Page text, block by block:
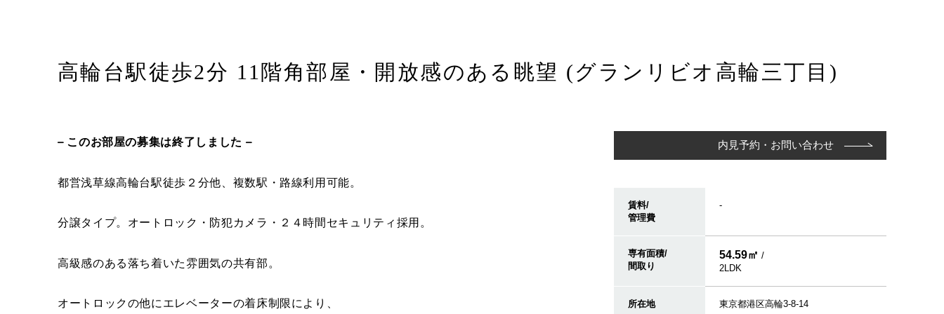
高輪台駅徒歩2分 11階角部屋・開放感のある眺望 (グランリビオ高輪三丁目)
– このお部屋の募集は終了しました –
都営浅草線高輪台駅徒歩２分他、複数駅・路線利用可能。
分譲タイプ。オートロック・防犯カメラ・２４時間セキュリティ採用。
高級感のある落ち着いた雰囲気の共有部。
オートロックの他にエレベーターの着床制限により、
内見予約・お問い合わせ
賃料/
管理費
-
専有面積/
間取り
54.59㎡ /
2LDK
所在地 東京都港区高輪3-8-14